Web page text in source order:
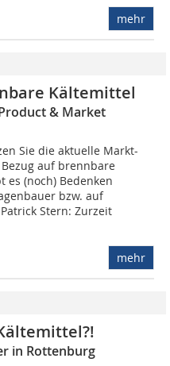
mehr
Kältemittel
& Market
Sie die aktuelle Markt-
auf brennbare
es (noch) Bedenken
bzw. auf
Stern: Zurzeit
mehr
in Rottenburg